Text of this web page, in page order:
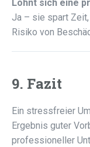
Lohnt sich eine
Ja – sie spart
Risiko von
9. Fazit
Ein stressfreier
Ergebnis guter
professioneller